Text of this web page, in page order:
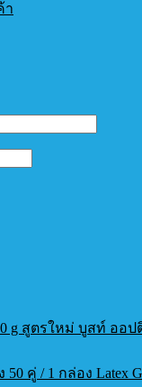
า
g สูตรใหม่ บูสท์
50 คู่ / 1 กล่อง